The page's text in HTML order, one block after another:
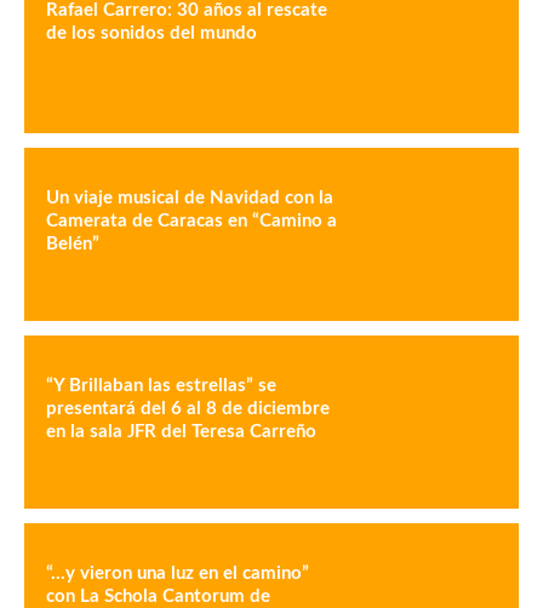
Rafael Carrero: 30 años al rescate
de los sonidos del mundo
Un viaje musical de Navidad con la
Camerata de Caracas en “Camino a
Belén”
“Y Brillaban las estrellas” se
presentará del 6 al 8 de diciembre
en la sala JFR del Teresa Carreño
“…y vieron una luz en el camino”
con La Schola Cantorum de